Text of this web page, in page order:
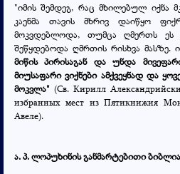
"იმის შემდეგ, რაც მხილებულ იქნა
კაენმა თავის მხრივ დაიწყო
მოკვდებლოდა, თუმცა ღმერთს
შეწყდებოდა ღმრთის რისხვა მასზე.
მიწის პირისაგან და უნდა
მიუსაფარი ვიქნები ამქვეყნად და
მოკვლა" (Св. Кирилл
избранных мест из Пятикнижия
Авеле).
ა. პ. ლოპუხინის განმარტებითი